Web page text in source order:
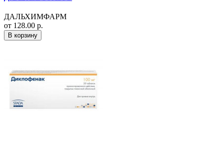
ДАЛЬХИМФАРМ
от 128.00 р.
В корзину